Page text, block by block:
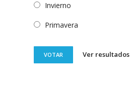
Invierno
Primavera
VOTAR Ver resultados